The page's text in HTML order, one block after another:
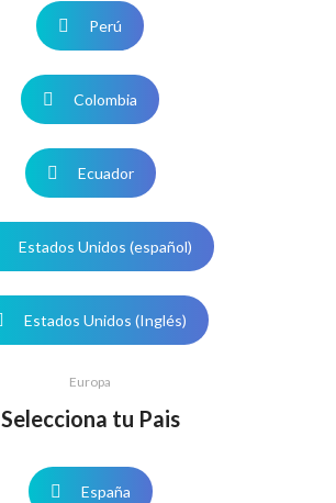
Perú
Colombia
Ecuador
Estados Unidos (español)
Estados Unidos (Inglés)
Europa
Selecciona tu Pais
España